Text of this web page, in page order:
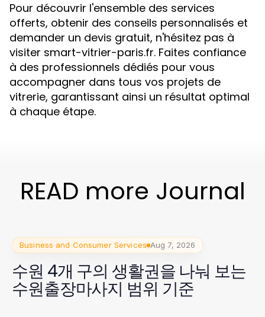
Pour découvrir l'ensemble des services
offerts, obtenir des conseils personnalisés et
demander un devis gratuit, n'hésitez pas à
visiter smart-vitrier-paris.fr. Faites confiance
à des professionnels dédiés pour vous
accompagner dans tous vos projets de
vitrerie, garantissant ainsi un résultat optimal
à chaque étape.
READ more Journal
Business and Consumer Services Aug 7, 2026
수원 4개 구의 생활권을 나눠 보는
수원출장마사지 범위 기준